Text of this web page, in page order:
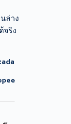
ล่าง
จริง